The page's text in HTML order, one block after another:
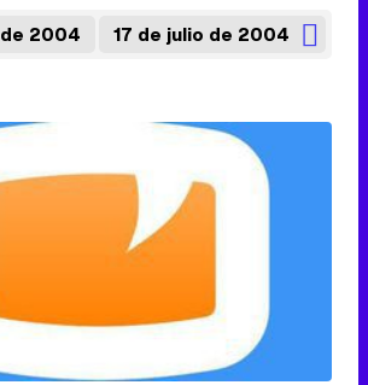
2004 17 de julio de 2004